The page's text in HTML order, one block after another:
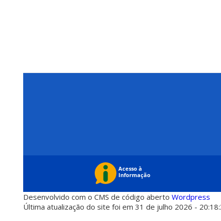
Desenvolvido com o CMS de código aberto Wordpress
Última atualização do site foi em 31 de julho 2026 -